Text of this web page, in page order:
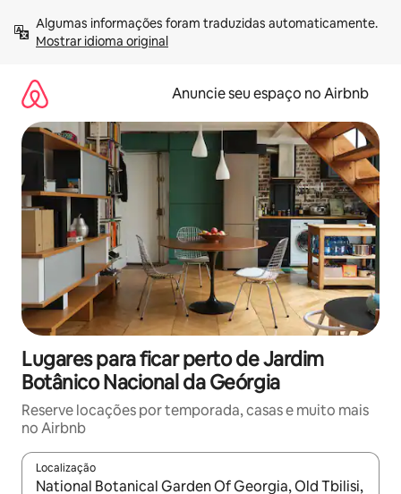
para
Mostrar idioma original
Anuncie seu espaço no Airbnb
Lugares para ficar perto de Jardim
Botânico Nacional da Geórgia
Reserve locações por temporada, casas e muito mais
no Airbnb
Localização
Quando os resultados estiverem disponíveis, explore-os